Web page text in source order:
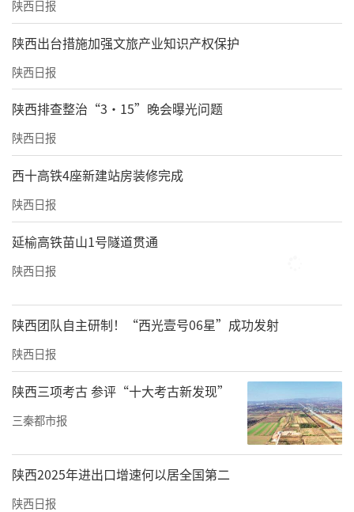
陕西日报
​陕西出台措施加强文旅产业知识产权保护
陕西日报
陕西排查整治“3·15”晚会曝光问题
陕西日报
西十高铁4座新建站房装修完成
陕西日报
延榆高铁苗山1号隧道贯通
陕西日报
陕西团队自主研制！“西光壹号06星”成功发射
陕西日报
陕西三项考古 参评“十大考古新发现”
三秦都市报
陕西2025年进出口增速何以居全国第二
陕西日报